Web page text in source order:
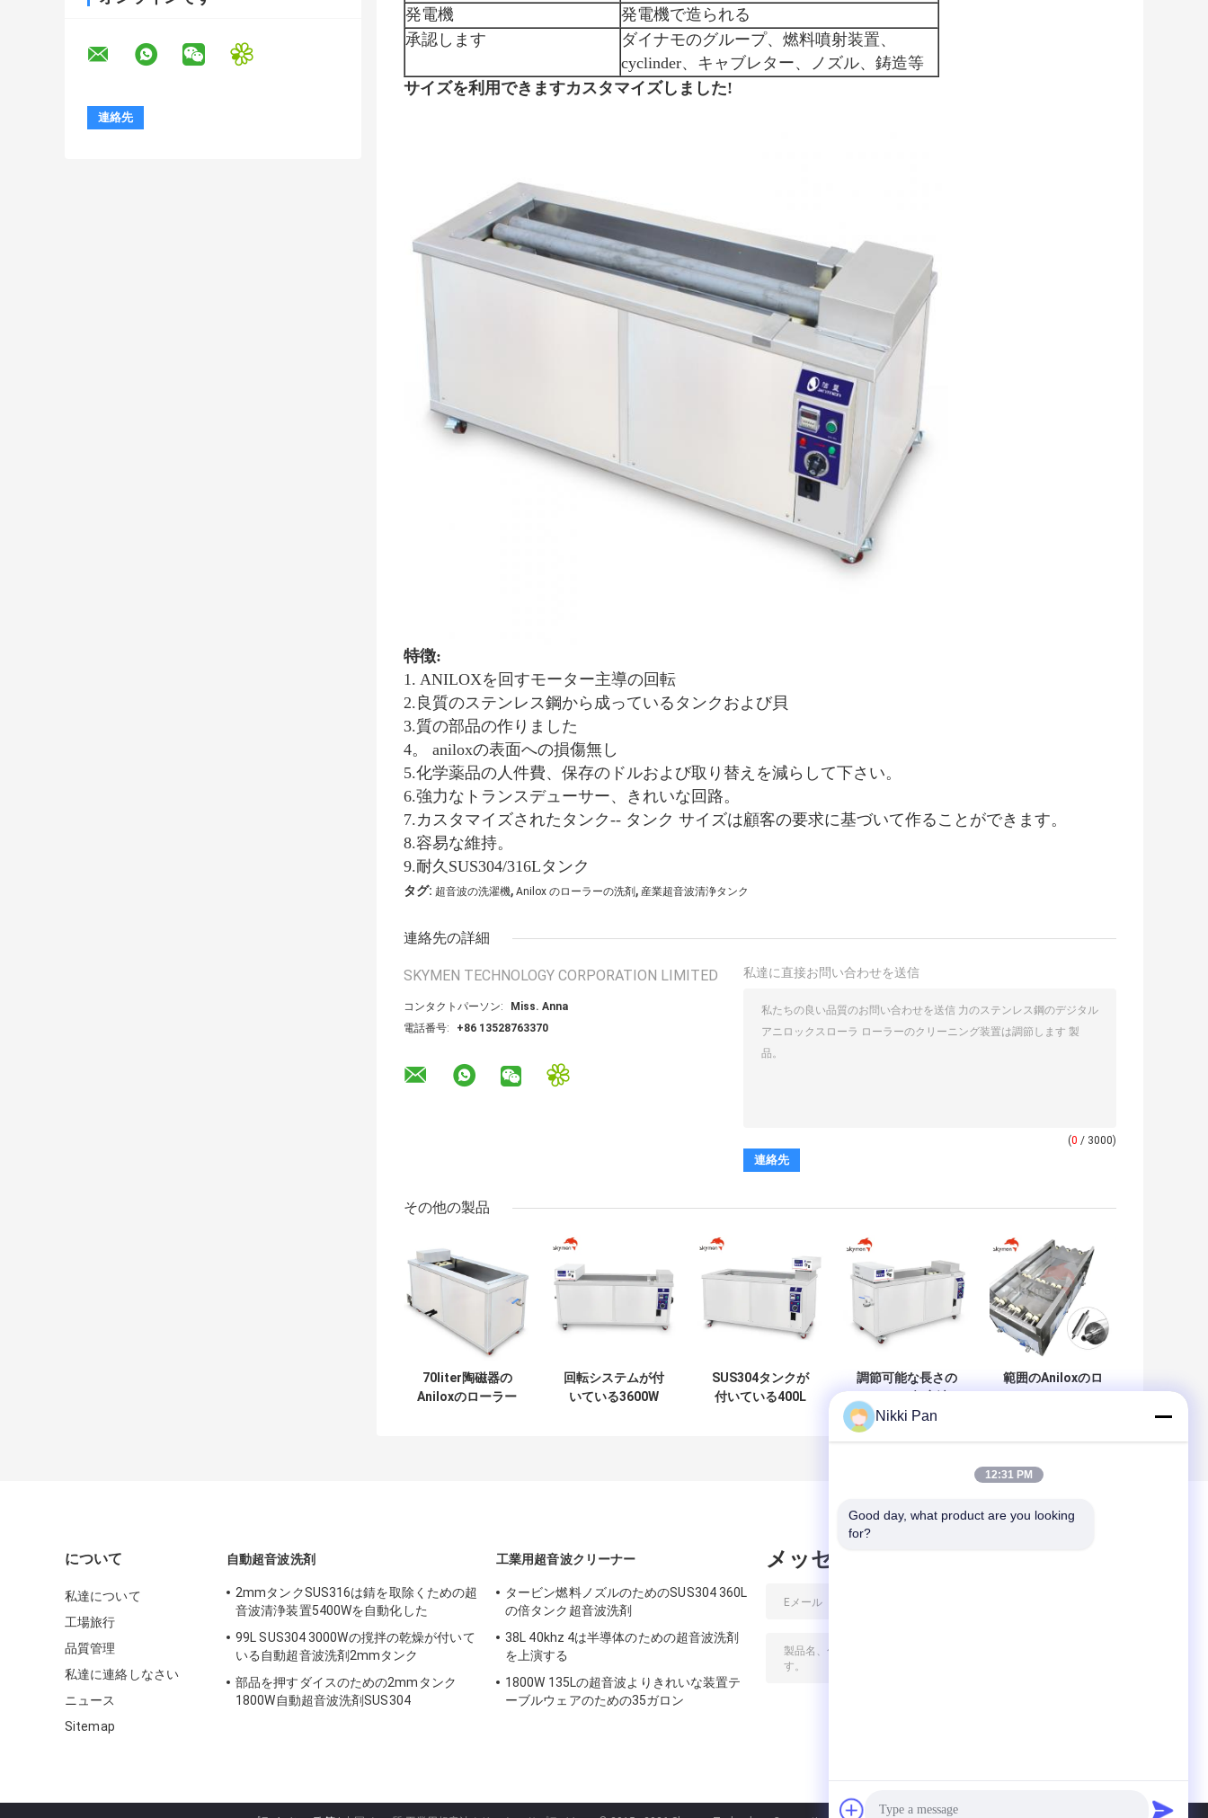
発電機
発電機で造られる
承認します
ダイナモのグループ、燃料噴射装置、
cyclinder、キャブレター、ノズル、鋳造等
サイズを利用できますカスタマイズしました!
特徴:
1. ANILOXを回すモーター主導の回転
2.良質のステンレス鋼から成っているタンクおよび貝
3.質の部品の作りました
4。 aniloxの表面への損傷無し
5.化学薬品の人件費、保存のドルおよび取り替えを減らして下さい。
6.強力なトランスデューサー、きれいな回路。
7.カスタマイズされたタンク-- タンク サイズは顧客の要求に基づいて作ることができます。
8.容易な維持。
9.耐久SUS304/316Lタンク
タグ: 超音波の洗濯機, Anilox のローラーの洗剤 , 産業超音波清浄タンク
連絡先の詳細
SKYMEN TECHNOLOGY CORPORATION LIMITED
コンタクトパーソン:
Miss. Anna
電話番号:
+86 13528763370
私達に直接お問い合わせを送信
(0 / 3000)
その他の製品
70liter陶磁器の
Aniloxのローラー
回転システムが付
いている3600W
SUS304タンクが
付いている400L
調節可能な長さの
Aniloxのローラー
のクリーニング装
範囲のAniloxのロ
について
私達について
工場旅行
品質管理
私達に連絡しなさい
ニュース
Sitemap
自動超音波洗剤
2mmタンクSUS316は錆を取除くための超
音波清浄装置5400Wを自動化した
99L SUS304 3000Wの撹拌の乾燥が付いて
いる自動超音波洗剤2mmタンク
部品を押すダイスのための2mmタンク
1800W自動超音波洗剤SUS304
工業用超音波クリーナー
タービン燃料ノズルのためのSUS304 360L
の倍タンク超音波洗剤
38L 40khz 4は半導体のための超音波洗剤
を上演する
1800W 135Lの超音波よりきれいな装置テ
ーブルウェアのための35ガロン
メッセージ
Nikki Pan
12:31 PM
Good day, what product are you looking
for?